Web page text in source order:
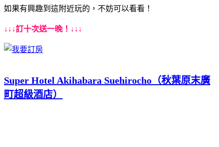
如果有興趣到這附近玩的，不妨可以看看！
↓↓↓訂十次送一晚！↓↓↓
Super Hotel Akihabara Suehirocho（秋葉原末廣
町超級酒店）